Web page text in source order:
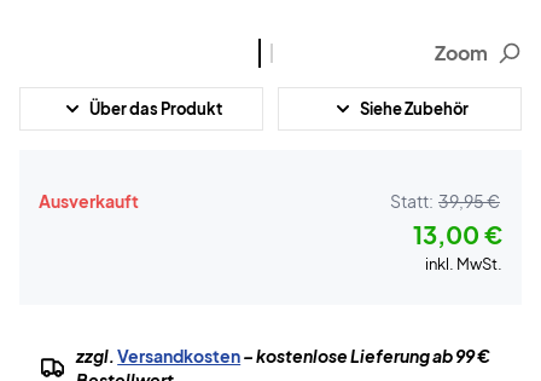
Zoom
Über das Produkt Siehe Zubehör
Ausverkauft Statt: 39,95 €
13,00 €
inkl. MwSt.
zzgl.Versandkosten– kostenlose Lieferung ab 99 €